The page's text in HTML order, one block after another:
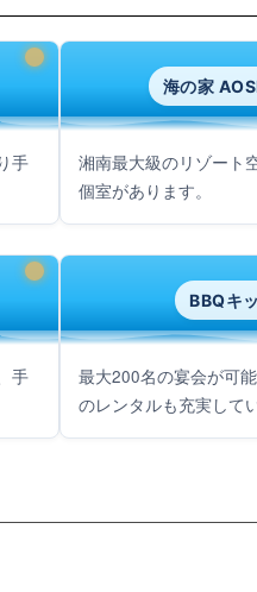
手
海の家
湘南最大級のリゾート
個室があります。
手
BBQキ
最大200名の宴会が可
のレンタルも充実して